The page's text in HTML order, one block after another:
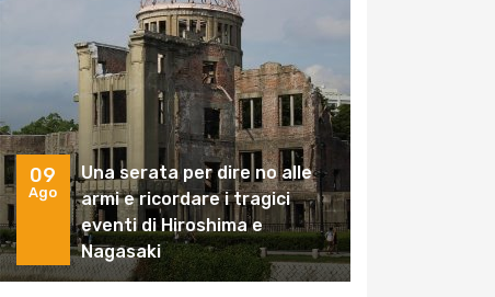
09
Ago
Una serata per dire no alle
armi e ricordare i tragici
eventi di Hiroshima e
Nagasaki